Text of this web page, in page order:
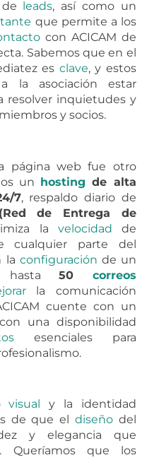
leads, así como un
que permite a los
con ACICAM de
Sabemos que en el
es clave, y estos
la asociación estar
resolver inquietudes y
y socios.
página web fue otro
un hosting de alta
7, respaldo diario de
de Entrega de
la velocidad de
cualquier parte del
la configuración de un
50 correos
la comunicación
cuente con un
una disponibilidad
esenciales para
visual
y la identidad
de que el diseñodel
y elegancia que
Queríamos que los